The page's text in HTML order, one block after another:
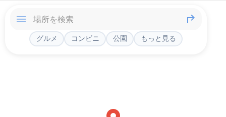
グルメ コンビニ 公園 もっと見る